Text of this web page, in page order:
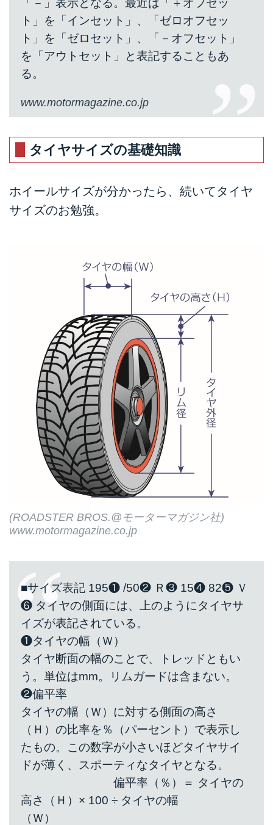
「－」表示となる。最近は「＋オフセッ
ト」を「インセット」、「ゼロオフセッ
ト」を「ゼロセット」、「－オフセット」
を「アウトセット」と表記することもあ
る。
www.motormagazine.co.jp
タイヤサイズの基礎知識
ホイールサイズが分かったら、続いてタイヤ
サイズのお勉強。
(ROADSTER BROS.@モーターマガジン社)
www.motormagazine.co.jp
■サイズ表記 195❶ /50❷ Ｒ❸ 15❹ 82❺ Ｖ
❻ タイヤの側面には、上のようにタイヤサ
イズが表記されている。
❶タイヤの幅（Ｗ）
タイヤ断面の幅のことで、トレッドともい
う。単位はmm。リムガードは含まない。
❷偏平率
タイヤの幅（Ｗ）に対する側面の高さ
（Ｈ）の比率を％（パーセント）で表示し
たもの。この数字が小さいほどタイヤサイ
ドが薄く、スポーティなタイヤとなる。
偏平率（％）＝ タイヤの
高さ（Ｈ）× 100 ÷ タイヤの幅
（Ｗ）